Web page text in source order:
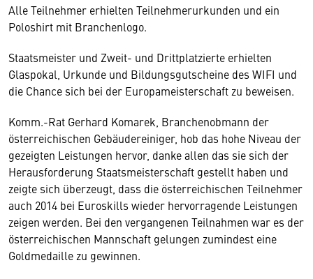
Alle Teilnehmer erhielten Teilnehmerurkunden und ein
Poloshirt mit Branchenlogo.
Staatsmeister und Zweit- und Drittplatzierte erhielten
Glaspokal, Urkunde und Bildungsgutscheine des WIFI und
die Chance sich bei der Europameisterschaft zu beweisen.
Komm.-Rat Gerhard Komarek, Branchenobmann der
österreichischen Gebäudereiniger, hob das hohe Niveau der
gezeigten Leistungen hervor, danke allen das sie sich der
Herausforderung Staatsmeisterschaft gestellt haben und
zeigte sich überzeugt, dass die österreichischen Teilnehmer
auch 2014 bei Euroskills wieder hervorragende Leistungen
zeigen werden. Bei den vergangenen Teilnahmen war es der
österreichischen Mannschaft gelungen zumindest eine
Goldmedaille zu gewinnen.